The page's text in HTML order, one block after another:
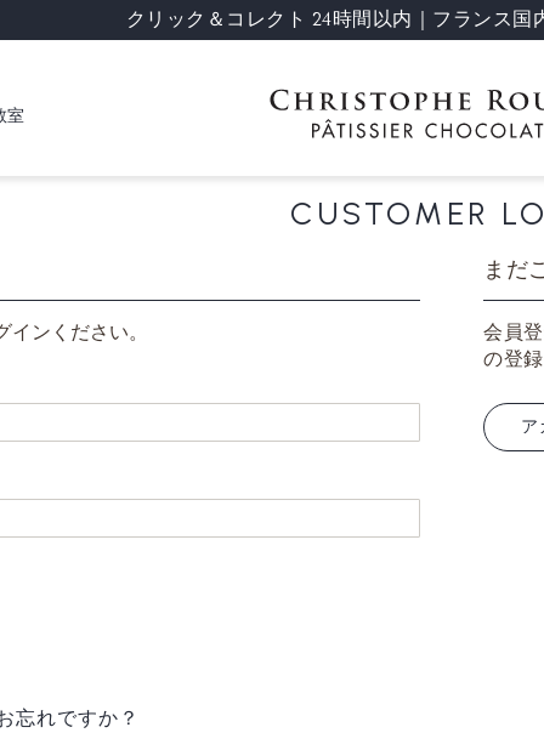
クリック＆コレクト 24時間以内｜フランス国
室
CUSTOMER
ンください。
忘れですか？
まだ
会員
の登
ア